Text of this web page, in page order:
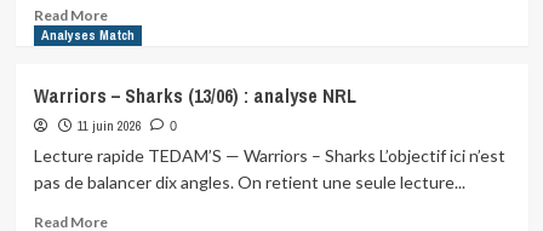
analyse
NRL
Read MoreRead
more
–
Raiders
(13/06)
analyse
NRL
Analyses Match
Warriors – Sharks (13/06) : analyse NRL
11 juin 2026 0
Lecture rapide TEDAM’S — Warriors – Sharks L’objectif ici n’est
pas de balancer dix angles. On retient une seule lecture...
Read MoreRead